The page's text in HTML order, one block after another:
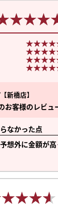
新橋店
お客様のレビュ
なかった点
想外に金額が